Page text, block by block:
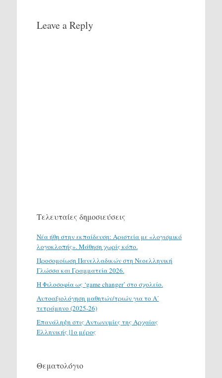
Leave a Reply
Τελευταίες δημοσιεύσεις
Νέα ήθη στην εκπαίδευση: Αριστεία με «λογισμικό
λογοκλοπής». Μάθηση χωρίς κόπο.
Προσομοίωση Πανελλαδικών στη Νεοελληνική
Γλώσσα και Γραμματεία 2026.
H Φιλοσοφία ως ‘game changer’ στο σχολείο.
Αυτοαξιολόγηση μαθητών/τριών για το Α΄
τετράμηνο (2025-26)
Επανάληψη στις Αντωνυμίες της Αρχαίας
Ελληνικής |1ο μέρος
Θεματολόγιο